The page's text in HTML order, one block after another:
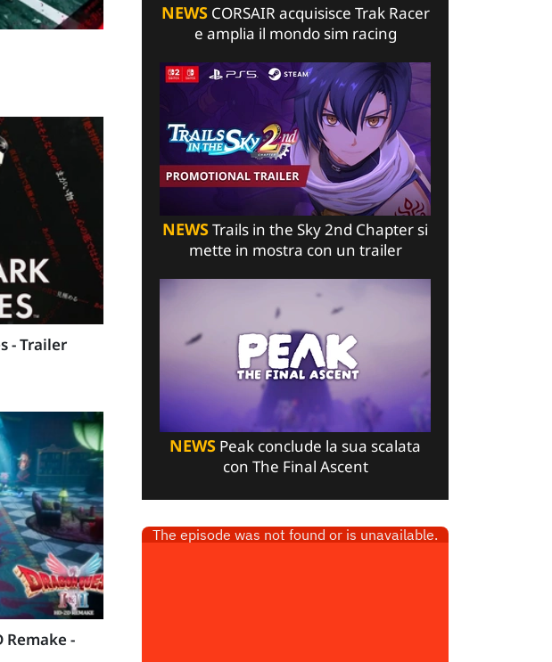
- Trailer
Remake -
NEWSCORSAIR acquisisce Trak Racer
e amplia il mondo sim racing
NEWSTrails in the Sky 2nd Chapter si
mette in mostra con un trailer
NEWS Peak conclude la sua scalata
con The Final Ascent